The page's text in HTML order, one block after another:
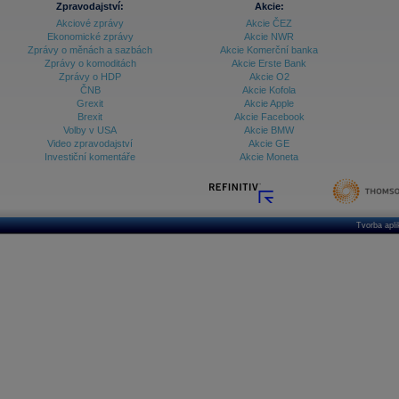
Databanka - Ekonomický růst
Databanka - Indexy
Databanka - Měnové kurzy
Databanka - Trh práce
Databanka - Úrokové sazby
Databanka - Veřejné rozpočty
Databanka akcie - Svět
Zpravodajství:
Akciové zprávy
Ekonomické zprávy
Zprávy o měnách a sazbách
Zprávy o komoditách
Zprávy o HDP
ČNB
Grexit
Brexit
Volby v USA
Video zpravodajství
Investiční komentáře
Akcie:
Akcie ČEZ
Akcie NWR
Akcie Komerční banka
Akcie Erste Bank
Akcie O2
Akcie Kofola
Akcie Apple
Akcie Facebook
Akcie BMW
Akcie GE
Akcie Moneta
Tvorba